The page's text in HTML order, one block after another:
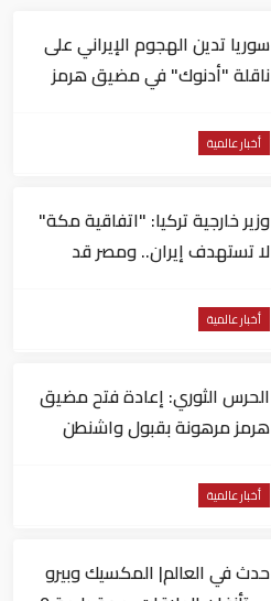
سوريا تدين الهجوم الإيراني على
ناقلة "أدنوك" في مضيق هرمز ‏
أخبار عالمية
وزير خارجية تركيا: "اتفاقية مكة"
لا تستهدف إيران.. ومصر قد
أخبار عالمية
الحرس الثوري: إعادة فتح مضيق
هرمز مرهونة بقبول واشنطن
أخبار عالمية
حدث في العالم| المكسيك وبيرو